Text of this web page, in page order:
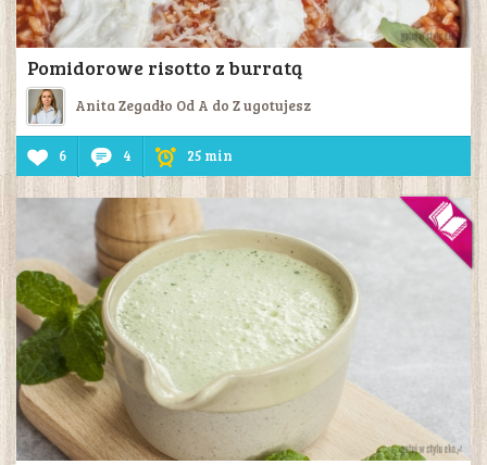
Pomidorowe risotto z burratą
Anita Zegadło Od A do Z ugotujesz
6 4 25 min